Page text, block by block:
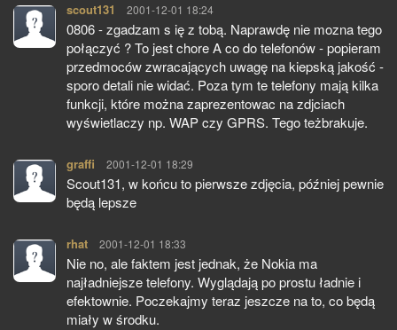
scout131 pisze:
2001-12-01 18:24
0806 - zgadzam s ię z tobą. Naprawdę nie mozna tego
połączyć ? To jest chore A co do telefonów - popieram
przedmoców zwracających uwagę na kiepską jakość -
sporo detali nie widać. Poza tym te telefony mają kilka
funkcji, które można zaprezentowac na zdjciach
wyświetlaczy np. WAP czy GPRS. Tego teżbrakuje.
graffi pisze:
2001-12-01 18:29
Scout131, w końcu to pierwsze zdjęcia, później pewnie
będą lepsze
rhat pisze:
2001-12-01 18:33
Nie no, ale faktem jest jednak, że Nokia ma
najładniejsze telefony. Wyglądają po prostu ładnie i
efektownie. Poczekajmy teraz jeszcze na to, co będą
miały w środku.